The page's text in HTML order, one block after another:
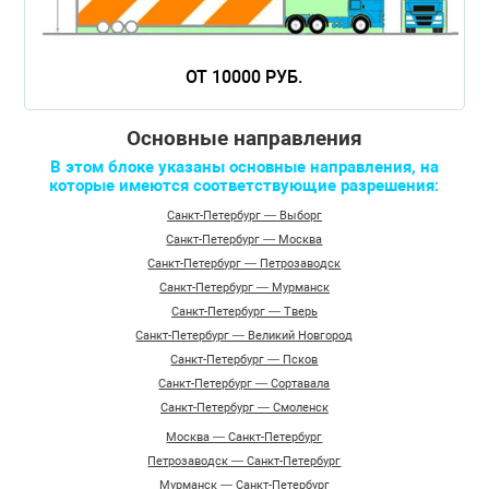
ОТ 10000 РУБ.
Основные направления
В этом блоке указаны основные направления, на
которые имеются соответствующие разрешения:
Санкт-Петербург — Выборг
Санкт-Петербург — Москва
Санкт-Петербург — Петрозаводск
Санкт-Петербург — Мурманск
Санкт-Петербург — Тверь
Санкт-Петербург — Великий Новгород
Санкт-Петербург — Псков
Санкт-Петербург — Сортавала
Санкт-Петербург — Смоленск
Москва — Санкт-Петербург
Петрозаводск — Санкт-Петербург
Мурманск — Санкт-Петербург